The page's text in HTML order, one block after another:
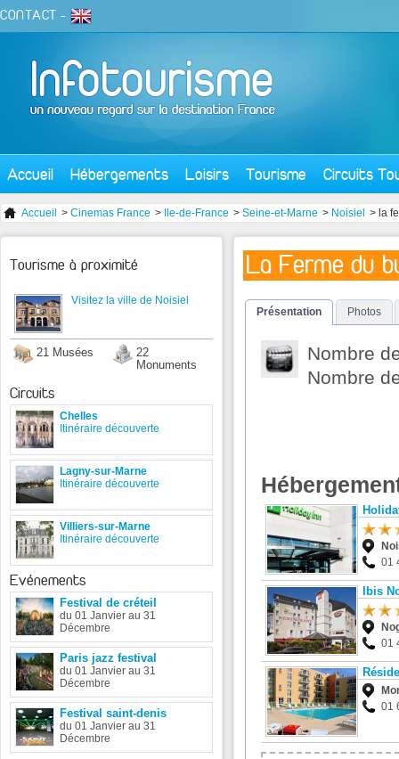
CONTACT -
Accueil Hébergements Loisirs Tourisme Circuits
Accueil > Cinemas France > Ile-de-France > Seine-et-Marne > Noisiel > la
La Ferme du
Présentation Photos
Nombre
Nombre
01
Ibis
01
01
Tourisme à proximité
Visitez la ville de Noisiel
21 Musées
22
Monuments
Circuits
Chelles
Itinéraire découverte
Lagny-sur-Marne
Itinéraire découverte
Villiers-sur-Marne
Itinéraire découverte
Evénements
Festival de créteil
du 01 Janvier au 31
Décembre
Paris jazz festival
du 01 Janvier au 31
Décembre
Festival saint-denis
du 01 Janvier au 31
Décembre